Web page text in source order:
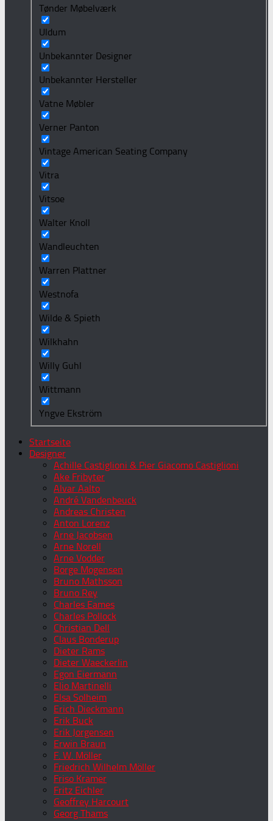
Tønder Møbelværk
Uldum
Unbekannter Designer
Unbekannter Hersteller
Vatne Møbler
Verner Panton
Vintage American Seating Company
Vitra
Vitsoe
Walter Knoll
Wandleuchten
Warren Plattner
Westnofa
Wilde & Spieth
Wilkhahn
Willy Guhl
Wittmann
Yngve Ekström
Startseite
Designer
Achille Castiglioni & Pier Giacomo Castiglioni
Ake Fribyter
Alvar Aalto
André Vandenbeuck
Andreas Christen
Anton Lorenz
Arne Jacobsen
Arne Norell
Arne Vodder
Borge Mogensen
Bruno Mathsson
Bruno Rey
Charles Eames
Charles Pollock
Christian Dell
Claus Bonderup
Dieter Rams
Dieter Waeckerlin
Egon Eiermann
Elio Martinelli
Elsa Solheim
Erich Dieckmann
Erik Buck
Erik Jorgensen
Erwin Braun
F. W. Möller
Friedrich Wilhelm Möller
Friso Kramer
Fritz Eichler
Geoffrey Harcourt
Georg Thams